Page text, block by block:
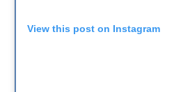
View this post on Instagram